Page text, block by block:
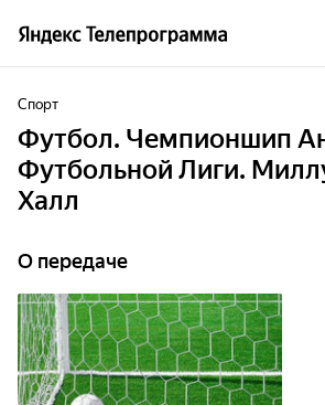
Спорт
Футбол. Чемпионшип
Футбольной Лиги.
Халл
О передаче